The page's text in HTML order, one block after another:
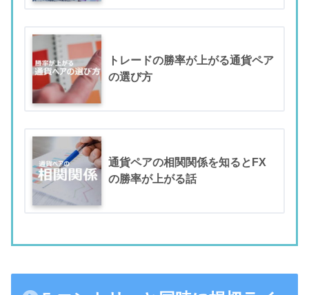
トレードの勝率が上がる通貨ペア
の選び方
通貨ペアの相関関係を知るとFX
の勝率が上がる話